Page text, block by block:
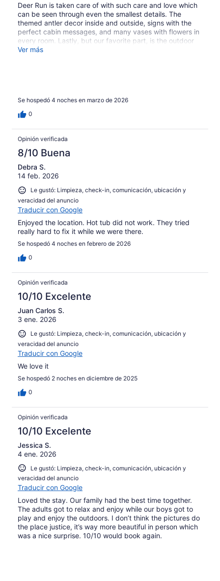
Deer Run is taken care of with such care and love which
can be seen through even the smallest details. The
themed antler decor inside and outside, signs with the
perfect cabin messages, and many vases with flowers in
every room. Lastly, but our favorite part, is the outdoor
beautifully manicured areas, flower beds, and lighting for
Highly recommend!
Ver más
Se hospedó 4 noches en marzo de 2026
0
Opinión verificada
8/10 Buena
Debra S.
14 feb. 2026
Le gustó: Limpieza, check-in, comunicación, ubicación y
veracidad del anuncio
Traducir con Google
Enjoyed the location. Hot tub did not work. They tried
really hard to fix it while we were there.
Se hospedó 4 noches en febrero de 2026
0
Opinión verificada
10/10 Excelente
Juan Carlos S.
3 ene. 2026
Le gustó: Limpieza, check-in, comunicación, ubicación y
veracidad del anuncio
Traducir con Google
We love it
Se hospedó 2 noches en diciembre de 2025
0
Opinión verificada
10/10 Excelente
Jessica S.
4 ene. 2026
Le gustó: Limpieza, check-in, comunicación, ubicación y
veracidad del anuncio
Traducir con Google
Loved the stay. Our family had the best time together.
The adults got to relax and enjoy while our boys got to
play and enjoy the outdoors. I don’t think the pictures do
the place justice, it’s way more beautiful in person which
was a nice surprise. 10/10 would book again.